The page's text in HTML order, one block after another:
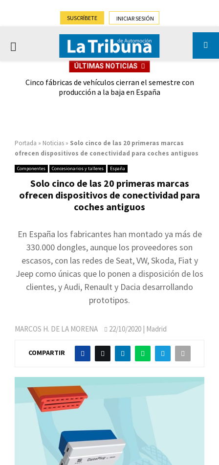
SUSCRÍBETE INICIAR SESIÓN
PRIMARY
ÚLTIMAS NOTICIAS
Cinco fábricas de vehículos cierran el semestre con
producción a la baja en España
Portada » Noticias » Solo cinco de las 20 primeras marcas
ofrecen dispositivos de conectividad para coches antiguos
Componentes Concesionarios y talleres España
Solo cinco de las 20 primeras marcas
ofrecen dispositivos de conectividad para
coches antiguos
En España los fabricantes han montado ya más de
330.000 dongles, aunque los proveedores son
escasos, con las redes de Seat, VW, Skoda, Fiat y
Jeep como únicas que lo ponen a disposición de los
clientes, y Audi, Renault y Dacia desarrollando
prototipos.
MARCOS H. DE LA MORENA 22/10/2020 | Madrid
COMPARTIR